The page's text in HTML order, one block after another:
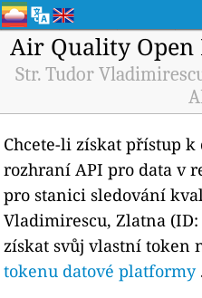
Air Quality Open
Str. Tudor
Chcete-li získat přístup k
rozhraní API pro data v
pro stanici sledování
Vladimirescu, Zlatna
získat svůj vlastní token
tokenu datové platformy